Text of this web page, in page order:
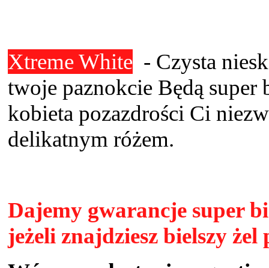
Xtreme White - Czysta
twoje paznokcie Będą super
kobieta pozazdrości Ci
delikatnym różem.
Dajemy gwarancje super
jeżeli znajdziesz bielszy